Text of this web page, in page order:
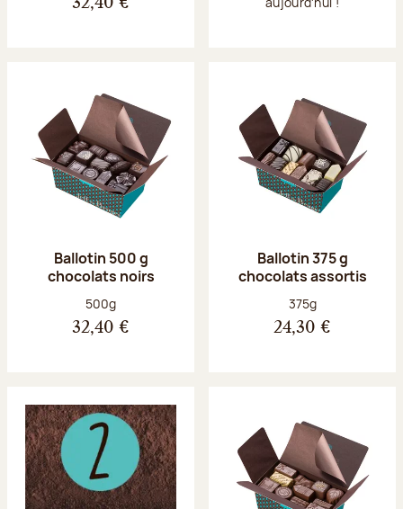
32,40 €
Ballotin 500 g
chocolats noirs
Poids net :
500g
32,40 €
Ballotin 375 g
chocolats assortis
Poids net :
375g
24,30 €